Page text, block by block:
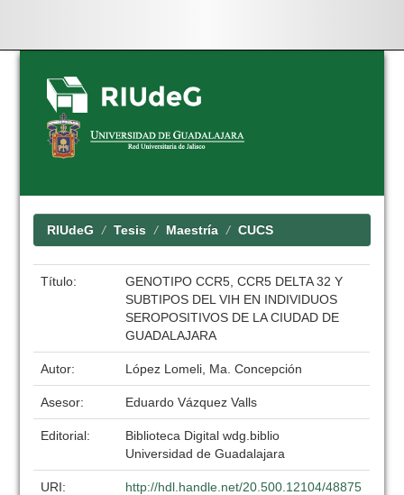
Skip
navigation
RIUdeG Tesis Maestría CUCS
Título:
GENOTIPO CCR5, CCR5 DELTA 32 Y
SUBTIPOS DEL VIH EN INDIVIDUOS
SEROPOSITIVOS DE LA CIUDAD DE
GUADALAJARA
Autor: López Lomeli, Ma. Concepción
Asesor: Eduardo Vázquez Valls
Editorial:
Biblioteca Digital wdg.biblio
Universidad de Guadalajara
URI:
http://hdl.handle.net/20.500.12104/48875